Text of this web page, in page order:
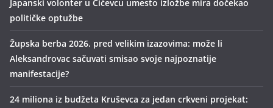
Japanski volonter u Ćićevcu umesto izložbe mira dočekao
političke optužbe
Župska berba 2026. pred velikim izazovima: može li
Aleksandrovac sačuvati smisao svoje najpoznatije
manifestacije?
24 miliona iz budžeta Kruševca za jedan crkveni projekat: